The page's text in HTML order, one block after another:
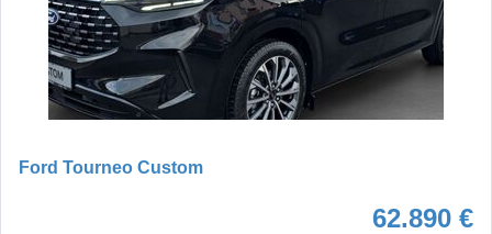
Ford Tourneo Custom
62.890 €